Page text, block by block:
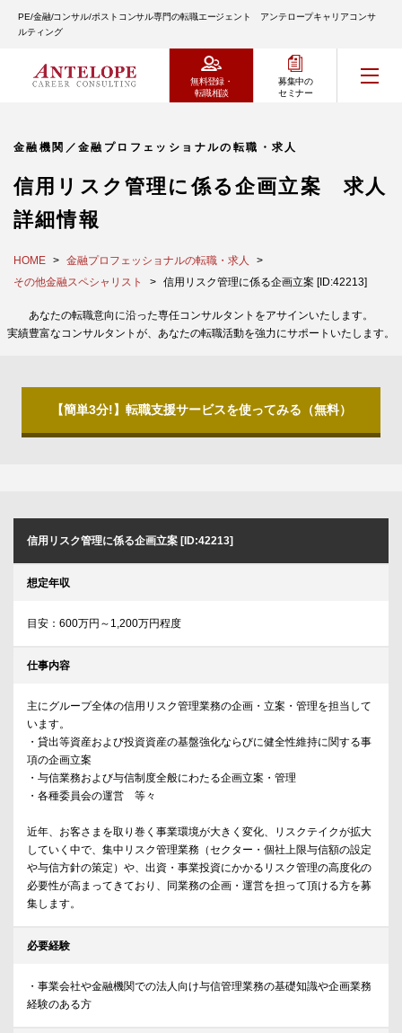
PE/金融/コンサル/ポストコンサル専門の転職エージェント アンテロープキャリアコンサ
ルティング
無料登録・
転職相談
募集中の
セミナー
金融機関／金融プロフェッショナルの転職・求人
信用リスク管理に係る企画立案 求人
詳細情報
HOME
金融プロフェッショナルの転職・求人
その他金融スペシャリスト
信用リスク管理に係る企画立案 [ID:42213]
あなたの転職意向に沿った専任コンサルタントをアサインいたします。
実績豊富なコンサルタントが、あなたの転職活動を強力にサポートいたします。
【簡単3分!】転職支援サービスを使ってみる（無料）
信用リスク管理に係る企画立案 [ID:42213]
想定年収
目安：600万円～1,200万円程度
仕事内容
主にグループ全体の信用リスク管理業務の企画・立案・管理を担当して
います。
・貸出等資産および投資資産の基盤強化ならびに健全性維持に関する事
項の企画立案
・与信業務および与信制度全般にわたる企画立案・管理
・各種委員会の運営 等々
近年、お客さまを取り巻く事業環境が大きく変化、リスクテイクが拡大
していく中で、集中リスク管理業務（セクター・個社上限与信額の設定
や与信方針の策定）や、出資・事業投資にかかるリスク管理の高度化の
必要性が高まってきており、同業務の企画・運営を担って頂ける方を募
集します。
必要経験
・事業会社や金融機関での法人向け与信管理業務の基礎知識や企画業務
経験のある方